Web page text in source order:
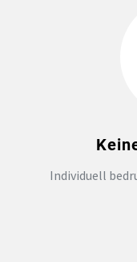
SOCKEN
FOTOTASSEN
Individuell